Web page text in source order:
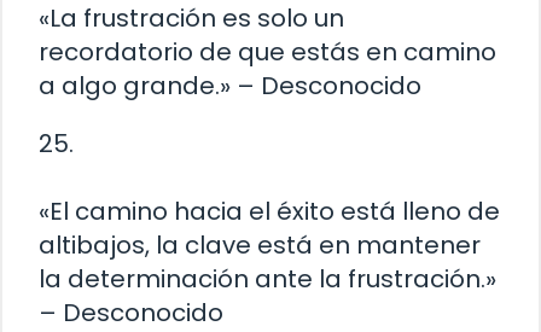
«La frustración es solo un
recordatorio de que estás en camino
a algo grande.» – Desconocido
25.
«El camino hacia el éxito está lleno de
altibajos, la clave está en mantener
la determinación ante la frustración.»
– Desconocido